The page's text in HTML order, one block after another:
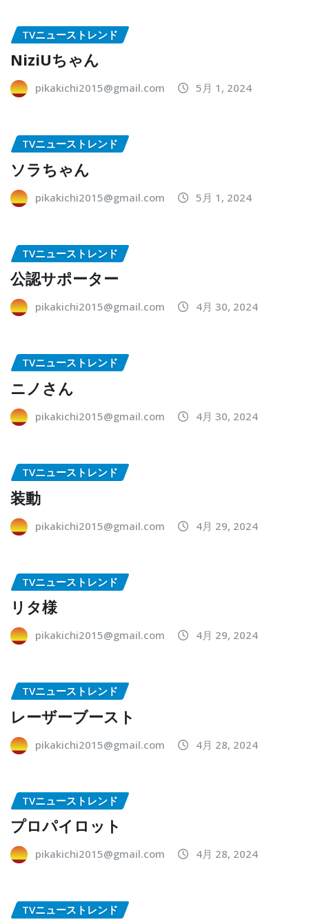
TVニューストレンド
NiziUちゃん
pikakichi2015@gmail.com 5月 1, 2024
TVニューストレンド
ソラちゃん
pikakichi2015@gmail.com 5月 1, 2024
TVニューストレンド
公認サポーター
pikakichi2015@gmail.com 4月 30, 2024
TVニューストレンド
ニノさん
pikakichi2015@gmail.com 4月 30, 2024
TVニューストレンド
装動
pikakichi2015@gmail.com 4月 29, 2024
TVニューストレンド
リタ様
pikakichi2015@gmail.com 4月 29, 2024
TVニューストレンド
レーザーブースト
pikakichi2015@gmail.com 4月 28, 2024
TVニューストレンド
プロパイロット
pikakichi2015@gmail.com 4月 28, 2024
TVニューストレンド